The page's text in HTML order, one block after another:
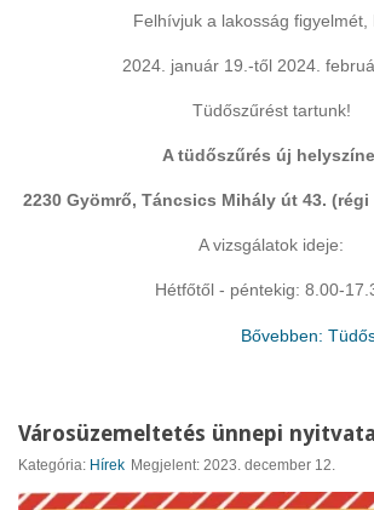
Felhívjuk a lakosság figyelmét,
2024. január 19.-től 2024.
Tüdőszűrést tartunk!
A tüdőszűrés új
2230 Gyömrő, Táncsics Mihály út 43.
A vizsgálatok ideje:
Hétfőtől - péntekig: 8.00-
Bővebben:
Városüzemeltetés ünnepi
Kategória: Hírek Megjelent: 2023. december 12.